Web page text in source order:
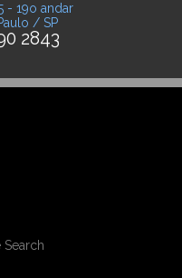
- 19o andar
/ SP
2843